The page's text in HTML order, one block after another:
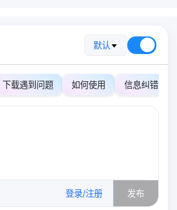
默认
下载遇到问题 如何使用 信息纠错
登录/注册 发布